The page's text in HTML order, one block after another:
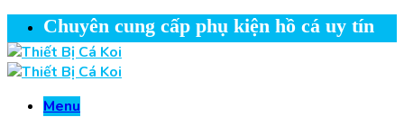
Skip
to
content
Chuyên cung cấp phụ kiện hồ cá uy tín
Menu